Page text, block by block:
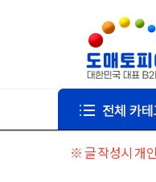
※ 글 작성시 개